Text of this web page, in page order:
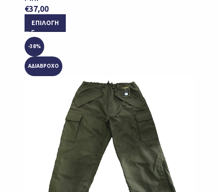
€37,00
ΕΠΙΛΟΓΉ
-38%
ΑΔΙΑΒΡΟΧΟ